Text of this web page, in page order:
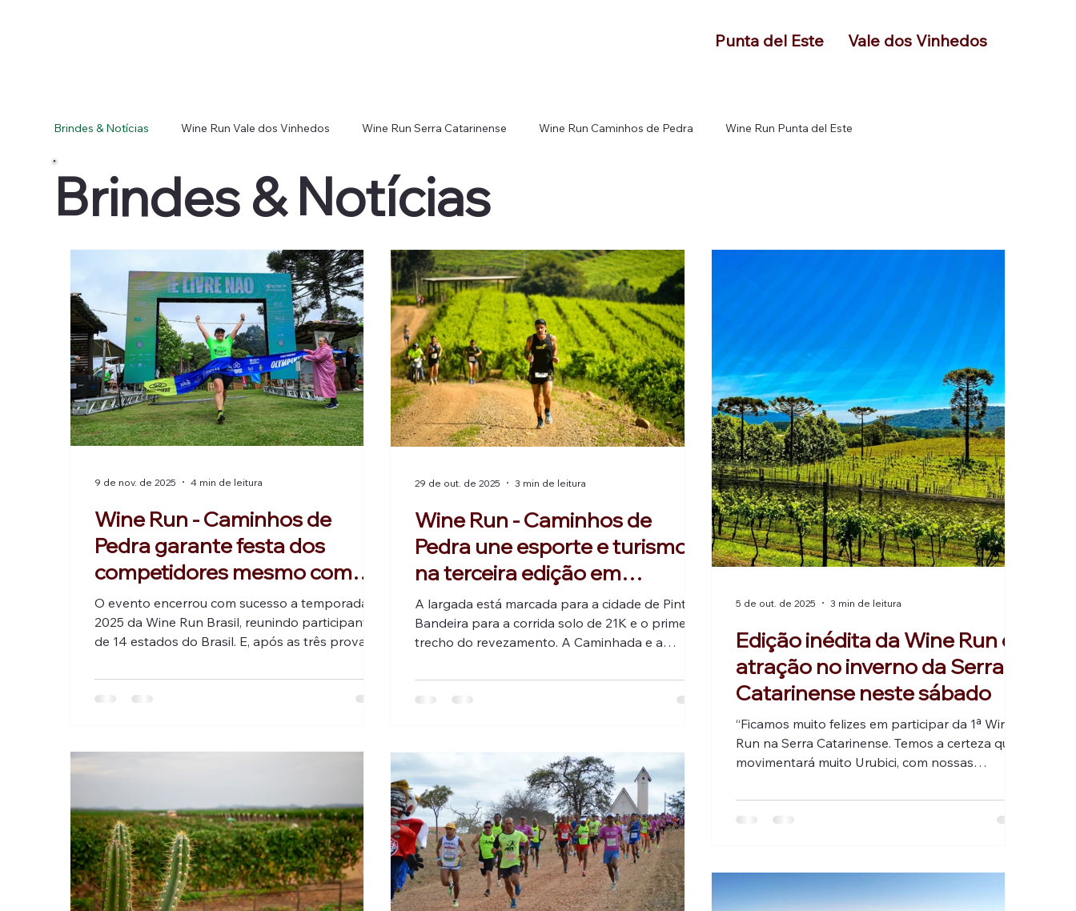
Punta del Este Vale dos Vinhedos
Brindes & Notícias Wine Run Vale dos Vinhedos Wine Run Serra Catarinense Wine Run Caminhos de Pedra Wine Run Punta del Este
Wine Run Vale do São Francisco
Brindes & Notícias
Wine Run - Caminhos de
Pedra garante festa dos
competidores mesmo com
chuva e frio na Serra Gaúcha
O evento encerrou com sucesso a temporada
2025 da Wine Run Brasil, reunindo participantes
de 14 estados do Brasil. E, após as três provas
Catarinense e Caminhos de Pedra, vai iniciar
2026 atravessando a fronteira em direção ao
9 de nov. de 2025 4 min de leitura
Wine Run - Caminhos de
Pedra une esporte e turismo
na terceira edição em
novembro, na Serra Gaúcha
A largada está marcada para a cidade de Pinto
Bandeira para a corrida solo de 21K e o primeiro
trecho do revezamento. A Caminhada e a
da Saúde, em Farroupilha, assim como o
segundo trecho do Revezamento. A chegada
terão pela frente um percurso margeando
vinícolas, com toda a beleza da região, contato
com a natureza e ar puro.
29 de out. de 2025 3 min de leitura
Edição inédita da Wine Run é
atração no inverno da Serra
Catarinense neste sábado
“Ficamos muito felizes em participar da 1ª Wine
Run na Serra Catarinense. Temos a certeza que
movimentará muito Urubici, com nossas
turísticos. Desejamos sucesso aos participantes
e que todos possam aproveitar a hospitalidade
Turismo, Cultura, Esporte e Lazer de Urubici.
5 de out. de 2025 3 min de leitura